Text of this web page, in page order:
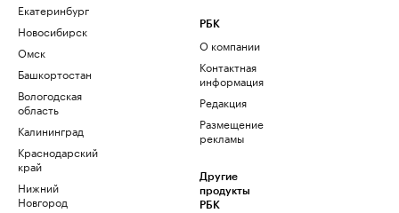
Екатеринбург
Новосибирск
Омск
Башкортостан
Вологодская
область
Калининград
Краснодарский
край
Нижний
Новгород
РБК
О компании
Контактная
информация
Редакция
Размещение
рекламы
Другие
продукты
РБК